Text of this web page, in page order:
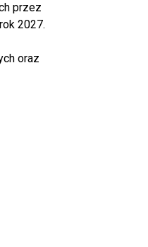
przez
2027.
oraz